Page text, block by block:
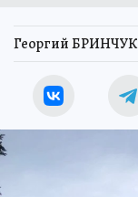
Георгий БРИНЧУК